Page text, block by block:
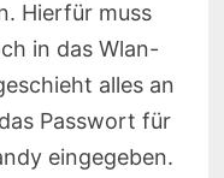
Hierfür muss
in das Wlan-
alles an
Passwort für
eingegeben.